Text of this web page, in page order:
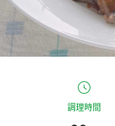
つゆ
スープ
Fibee（ファイビー
くらしプラ酢
お酢ドリンク
国内事業概要
企業理念
ミツカンを知る
調理時間